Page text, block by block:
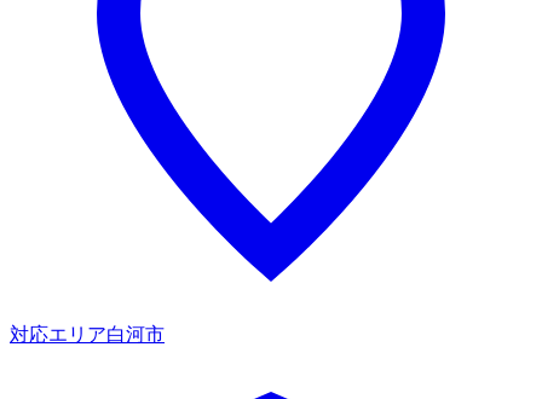
対応エリア白河市